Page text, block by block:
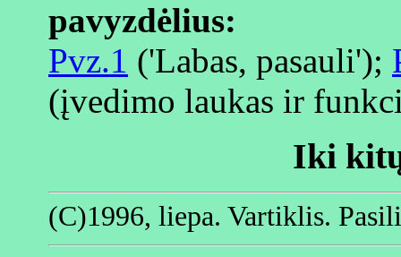
pavyzdėlius:
Pvz.1 ('Labas, pasauli');
(įvedimo laukas ir
Iki
(C)1996, liepa. Vartiklis.